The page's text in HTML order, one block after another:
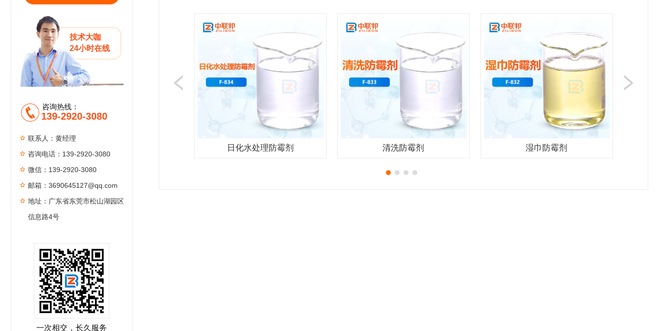
技术大咖
24小时在线
咨询热线：
139-2920-3080
联系人：黄经理
咨询电话：139-2920-3080
微信：139-2920-3080
邮箱：3690645127@qq.com
地址：广东省东莞市松山湖园区
信息路4号
一次相交，长久服务
日化水处理防霉剂 清洗防霉剂 湿巾防霉剂